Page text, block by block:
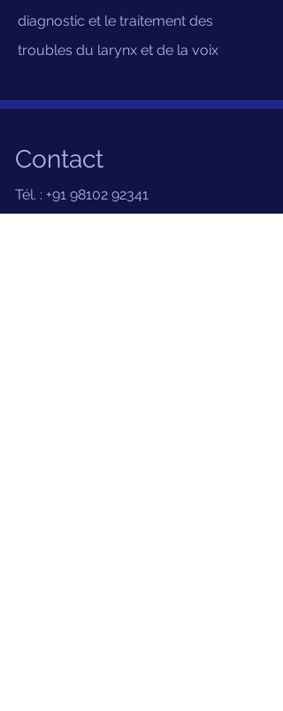
diagnostic et le traitement des
troubles du larynx et de la voix
Contact
Tél. : +91 98102 92341
Courriel :ent.clinic@yahoo.com